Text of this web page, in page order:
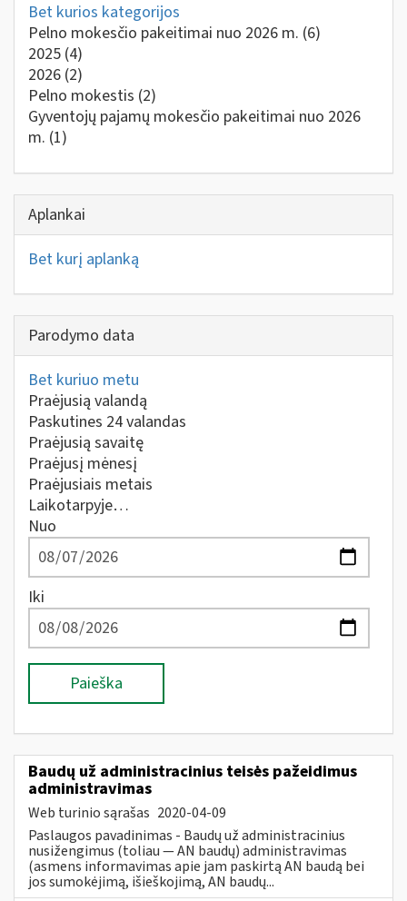
Bet kurios kategorijos
Pelno mokesčio pakeitimai nuo 2026 m. (6)
2025 (4)
2026 (2)
Pelno mokestis (2)
Gyventojų pajamų mokesčio pakeitimai nuo 2026
m. (1)
Aplankai
Bet kurį aplanką
Parodymo data
Bet kuriuo metu
Praėjusią valandą
Paskutines 24 valandas
Praėjusią savaitę
Praėjusį mėnesį
Praėjusiais metais
Laikotarpyje…
Nuo
Iki
Paieška
Baudų už administracinius teisės pažeidimus
administravimas
Web turinio sąrašas 2020-04-09
Paslaugos pavadinimas - Baudų už administracinius
nusižengimus (toliau — AN baudų) administravimas
(asmens informavimas apie jam paskirtą AN baudą bei
jos sumokėjimą, išieškojimą, AN baudų...